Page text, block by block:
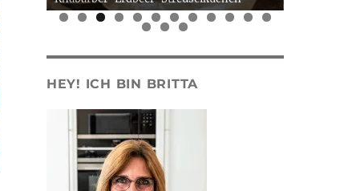
0
1 2
3 4 5
HEY! ICH BIN BRITTA